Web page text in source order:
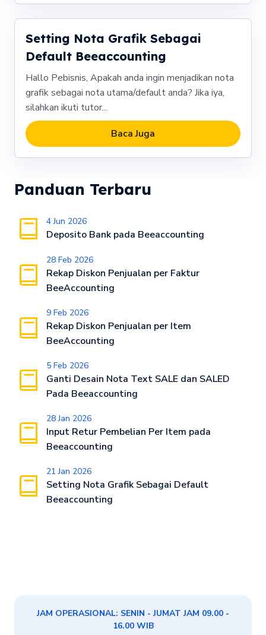
Setting Nota Grafik Sebagai
Default Beeaccounting
Hallo Pebisnis, Apakah anda ingin menjadikan nota
grafik sebagai nota utama/default anda? Jika iya,
silahkan ikuti tutor...
Baca Juga
Panduan Terbaru
4 Jun 2026
Deposito Bank pada Beeaccounting
28 Feb 2026
Rekap Diskon Penjualan per Faktur
BeeAccounting
9 Feb 2026
Rekap Diskon Penjualan per Item
BeeAccounting
5 Feb 2026
Ganti Desain Nota Text SALE dan SALED
Pada Beeaccounting
28 Jan 2026
Input Retur Pembelian Per Item pada
Beeaccounting
21 Jan 2026
Setting Nota Grafik Sebagai Default
Beeaccounting
JAM OPERASIONAL: SENIN - JUMAT JAM 09.00 -
16.00 WIB